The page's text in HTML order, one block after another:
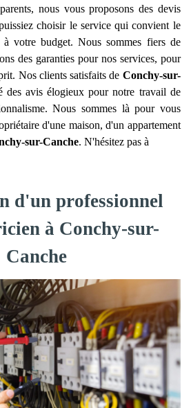
nous vous proposons des devis
choisir le service qui convient le
votre budget. Nous sommes fiers de
des garanties pour nos services, pour
Nos clients satisfaits de Conchy-sur-
des avis élogieux pour notre travail de
Nous sommes là pour vous
d'une maison, d'un appartement
sur-Canche. N'hésitez pas à
d'un professionnel
à Conchy-sur-
Canche